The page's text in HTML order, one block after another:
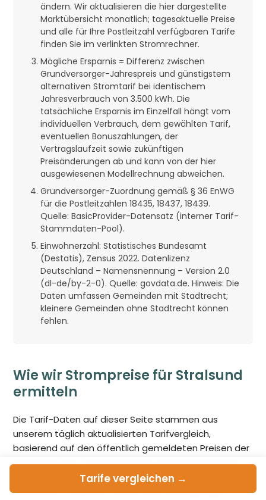
ändern. Wir aktualisieren die hier dargestellte
Marktübersicht monatlich; tagesaktuelle Preise
und alle für Ihre Postleitzahl verfügbaren Tarife
finden Sie im verlinkten Stromrechner.
Mögliche Ersparnis = Differenz zwischen
Grundversorger-Jahrespreis und günstigstem
alternativen Stromtarif bei identischem
Jahresverbrauch von 3.500 kWh. Die
tatsächliche Ersparnis im Einzelfall hängt vom
individuellen Verbrauch, dem gewählten Tarif,
eventuellen Bonuszahlungen, der
Vertragslaufzeit sowie zukünftigen
Preisänderungen ab und kann von der hier
ausgewiesenen Modellrechnung abweichen.
Grundversorger-Zuordnung gemäß § 36 EnWG
für die Postleitzahlen 18435, 18437, 18439.
Quelle: BasicProvider-Datensatz (interner Tarif-
Stammdaten-Pool).
Einwohnerzahl: Statistisches Bundesamt
(Destatis), Zensus 2022. Datenlizenz
Deutschland – Namensnennung – Version 2.0
(dl-de/by-2-0). Quelle: govdata.de. Hinweis: Die
Daten umfassen Gemeinden mit Stadtrecht;
kleinere Gemeinden ohne Stadtrecht können
fehlen.
Wie wir Strompreise für Stralsund
ermitteln
Die Tarif-Daten auf dieser Seite stammen aus
unserem täglich aktualisierten Tarifvergleich,
basierend auf den öffentlich gemeldeten Preisen der
Stromanbieter. Grundversorger-Zuordnung gemäß
Bundesnetzagentur. Anzeigedatum: 6. August 2026
Strompreis-Snapshot dieser Seite:28. Juli 2026
Tarifevergleichen →